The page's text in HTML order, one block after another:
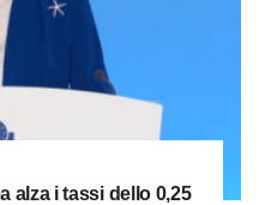
alza i tassi dello 0,25